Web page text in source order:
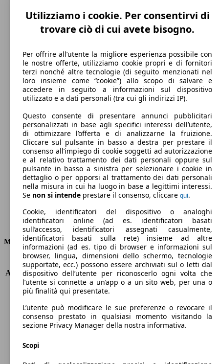
210 km/h
Velocità massima
Diesel
Carburante
105 g/km
Emissioni di CO2 (combinato)*
Consumi
Motore e Prestazioni
KW (PS)
110 kW (150 PS)
Accelerazione (0-100 km/h)
9.0s
Velocità massima (km/h)
210 km/h
Numero di marce
6
Coppia
370 nm
Cilindrata
1997 ccm
Carburante
Diesel
Trasmissione
Utilizziamo i cookie. Per consentirvi di
trovare ciò di cui avete bisogno.
Per offrire all’utente la migliore esperienza possibile con
le nostre offerte, utilizziamo cookie propri e di fornitori
terzi nonché altre tecnologie (di seguito menzionati nel
loro insieme come “cookie”) allo scopo di salvare e
accedere in seguito a informazioni sul dispositivo
utilizzato e a dati personali (tra cui gli indirizzi IP).
Questo consente di presentare annunci pubblicitari
personalizzati in base agli specifici interessi dell’utente,
di ottimizzare l’offerta e di analizzarne la fruizione.
Cliccare sul pulsante in basso a destra per prestare il
consenso all’impiego di cookie soggetti ad autorizzazione
e al relativo trattamento dei dati personali oppure sul
pulsante in basso a sinistra per selezionare i cookie in
dettaglio o per opporsi al trattamento dei dati personali
nella misura in cui ha luogo in base a legittimi interessi.
Se non si intende prestare il consenso, cliccare qui.
Cookie, identificatori del dispositivo o analoghi
identificatori online (ad es. identificatori basati
sull’accesso, identificatori assegnati casualmente,
identificatori basati sulla rete) insieme ad altre
informazioni (ad es. tipo di browser e informazioni sul
browser, lingua, dimensioni dello schermo, tecnologie
supportate, ecc.) possono essere archiviati sul o letti dal
dispositivo dell’utente per riconoscerlo ogni volta che
l’utente si connette a un’app o a un sito web, per una o
più finalità qui presentate.
L’utente può modificare le sue preferenze o revocare il
consenso prestato in qualsiasi momento visitando la
sezione Privacy Manager della nostra informativa.
Scopi